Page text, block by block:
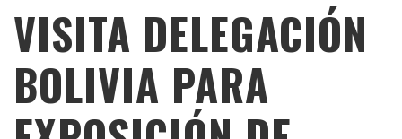
VISITA DELEGACIÓN
BOLIVIA PARA